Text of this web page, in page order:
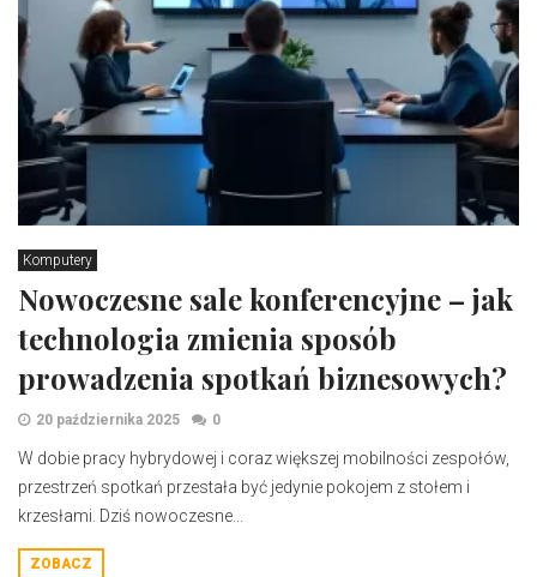
Komputery
Nowoczesne sale konferencyjne – jak
technologia zmienia sposób
prowadzenia spotkań biznesowych?
20 października 2025 0
W dobie pracy hybrydowej i coraz większej mobilności zespołów,
przestrzeń spotkań przestała być jedynie pokojem z stołem i
krzesłami. Dziś nowoczesne...
ZOBACZ